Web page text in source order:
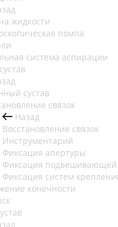
жидкости
помпа
система аспирации
сустав
связок
Назад
Восстановление связок
Инструментарий
Фиксация апертуры
Фиксация подвешивающей
Фиксация систем
конечности